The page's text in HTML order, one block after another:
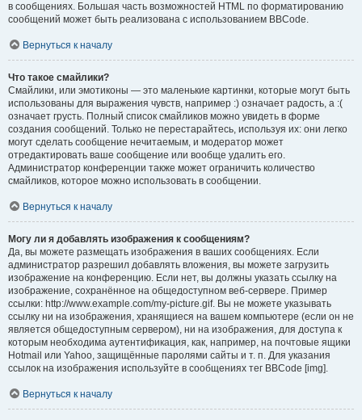
в сообщениях. Большая часть возможностей HTML по форматированию
сообщений может быть реализована с использованием BBCode.
Вернуться к началу
Что такое смайлики?
Смайлики, или эмотиконы — это маленькие картинки, которые могут быть
использованы для выражения чувств, например :) означает радость, а :(
означает грусть. Полный список смайликов можно увидеть в форме
создания сообщений. Только не перестарайтесь, используя их: они легко
могут сделать сообщение нечитаемым, и модератор может
отредактировать ваше сообщение или вообще удалить его.
Администратор конференции также может ограничить количество
смайликов, которое можно использовать в сообщении.
Вернуться к началу
Могу ли я добавлять изображения к сообщениям?
Да, вы можете размещать изображения в ваших сообщениях. Если
администратор разрешил добавлять вложения, вы можете загрузить
изображение на конференцию. Если нет, вы должны указать ссылку на
изображение, сохранённое на общедоступном веб-сервере. Пример
ссылки: http://www.example.com/my-picture.gif. Вы не можете указывать
ссылку ни на изображения, хранящиеся на вашем компьютере (если он не
является общедоступным сервером), ни на изображения, для доступа к
которым необходима аутентификация, как, например, на почтовые ящики
Hotmail или Yahoo, защищённые паролями сайты и т. п. Для указания
ссылок на изображения используйте в сообщениях тег BBCode [img].
Вернуться к началу